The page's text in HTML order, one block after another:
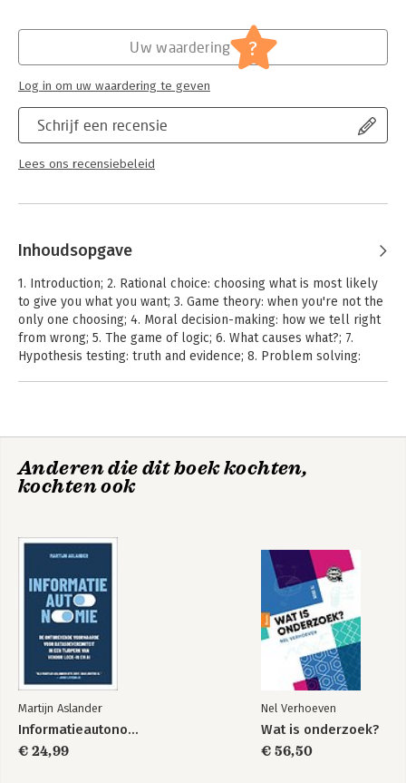
Schrijf een recensie
Lees ons recensiebeleid
Uw waardering ?
Log in om uw waardering te geven
Inhoudsopgave
1. Introduction; 2. Rational choice: choosing what is most likely
to give you what you want; 3. Game theory: when you're not the
only one choosing; 4. Moral decision-making: how we tell right
from wrong; 5. The game of logic; 6. What causes what?; 7.
Hypothesis testing: truth and evidence; 8. Problem solving:
Anderen die dit boek kochten,
kochten ook
Martijn Aslander
Informatieautonomie
€ 24,99
Nel Verhoeven
Wat is onderzoek?
€ 56,50